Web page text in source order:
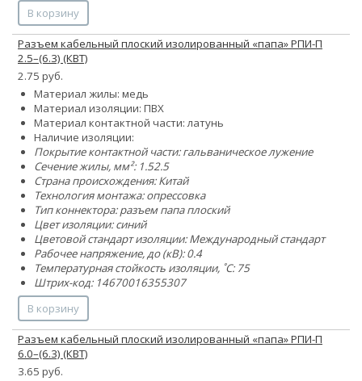
В корзину
Разъем кабельный плоский изолированный «папа» РПИ-П
2.5–(6.3) (КВТ)
2.75 руб.
Материал жилы: медь
Материал изоляции: ПВХ
Материал контактной части: латунь
Наличие изоляции:
Покрытие контактной части: гальваническое лужение
Сечение жилы, мм²: 1.52.5
Страна происхождения: Китай
Технология монтажа: опрессовка
Тип коннектора: разъем папа плоский
Цвет изоляции: синий
Цветовой стандарт изоляции: Международный стандарт
Рабочее напряжение, до (кВ): 0.4
Температурная стойкость изоляции, ˚С: 75
Штрих-код: 14670016355307
В корзину
Разъем кабельный плоский изолированный «папа» РПИ-П
6.0–(6.3) (КВТ)
3.65 руб.